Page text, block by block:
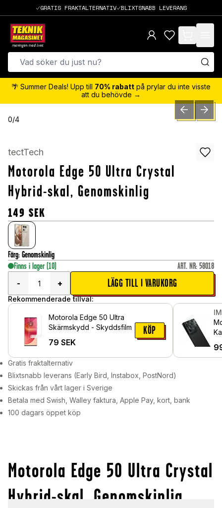
GRATIS FRAKTALTERNATIV BLIXTSNABB LEVERANS
items in cart,
🌴 Summer Deals! Upp till 70% rabatt på prylar du inte visste
att du behövde →
0/4 PREVIOUSNEXT
tectTech
Motorola Edge 50 Ultra Crystal
Hybrid-skal, Genomskinlig
149 SEK
Färg: Genomskinlig
Finns i lager (10) ART. NR: 58018
-
+ LÄGG TILL I VARUKORG
Rekommenderade tillval:
Motorola Edge 50 Ultra
Skärmskydd - Skyddsfilm
79 SEK
KÖP
Gratis fraktalternativ
Blixtsnabb leverans (Early Bird, Instabox, PostNord)
Skickas från vårt lager i Sverige
Betala med Swish, Walley faktura, Apple Pay, kort, bank
100 dagars öppet köp
Motorola Edge 50 Ultra Crystal
Hybrid-skal, Genomskinlig